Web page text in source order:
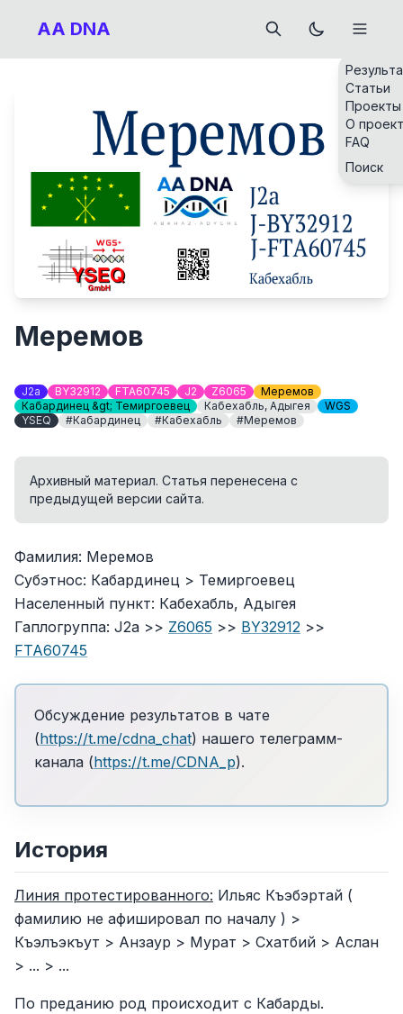
AA DNA
Статьи
Проекты
О
FAQ
Поиск
Меремов
J2a BY32912 FTA60745 J2 Z6065
Меремов
Кабардинец &gt; Темиргоевец
Кабехабль, Адыгея
WGS
YSEQ
#Кабардинец #Кабехабль #Меремов
Архивный материал. Статья перенесена с
предыдущей версии сайта.
Фамилия: Меремов
Субэтнос: Кабардинец > Темиргоевец
Населенный пункт: Кабехабль, Адыгея
Гаплогруппа: J2a >> Z6065 >> BY32912 >>
FTA60745
Обсуждение результатов в чате
(https://t.me/cdna_chat) нашего телеграмм-
канала (https://t.me/CDNA_p).
История
Линия протестированного: Ильяс Къэбэртай (
фамилию не афишировал по началу ) >
Къэлъэкъут > Анзаур > Мурат > Схатбий > Аслан
> ... > ...
По преданию род происходит с Кабарды.